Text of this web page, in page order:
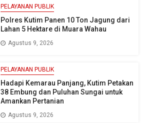
PELAYANAN PUBLIK
Polres Kutim Panen 10 Ton Jagung dari
Lahan 5 Hektare di Muara Wahau
Agustus 9, 2026
PELAYANAN PUBLIK
Hadapi Kemarau Panjang, Kutim Petakan
38 Embung dan Puluhan Sungai untuk
Amankan Pertanian
Agustus 9, 2026